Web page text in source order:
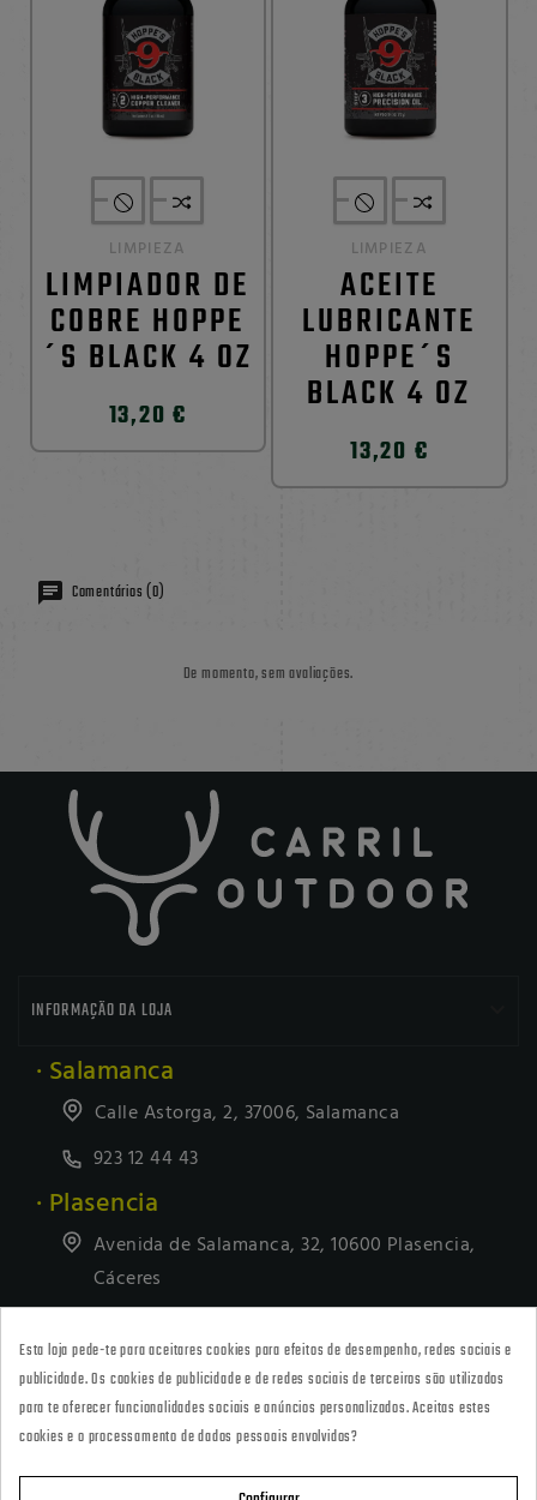
LIMPIEZA
LIMPIADOR DE
COBRE HOPPE
´S BLACK 4 OZ
13,20 €
LIMPIEZA
ACEITE
LUBRICANTE
HOPPE´S
BLACK 4 OZ
13,20 €
Comentários (0)
De momento, sem avaliações.
INFORMAÇÃO DA LOJA
· Salamanca
Calle Astorga, 2, 37006, Salamanca
923 12 44 43
· Plasencia
Avenida de Salamanca, 32, 10600 Plasencia,
Cáceres
· Tienda Online
marketing@armeriacarril.com
Esta loja pede-te para aceitares cookies para efeitos de desempenho, redes sociais e
publicidade. Os cookies de publicidade e de redes sociais de terceiros são utilizados
para te oferecer funcionalidades sociais e anúncios personalizados. Aceitas estes
cookies e o processamento de dados pessoais envolvidos?